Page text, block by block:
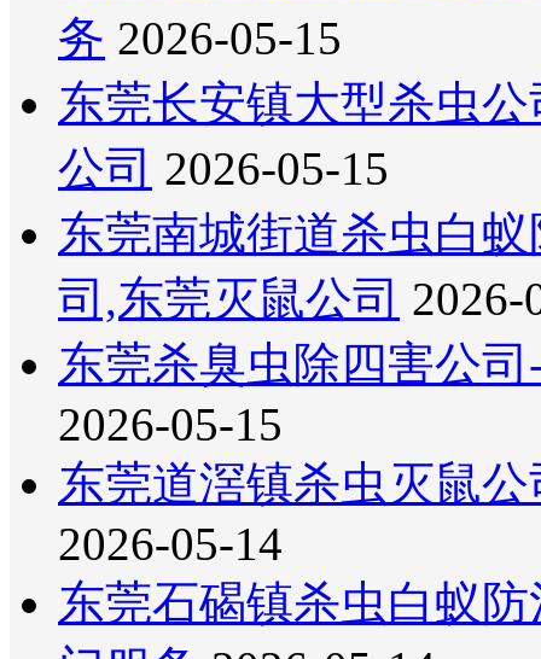
务 2026-05-15
东莞长安镇大型杀虫
公司 2026-05-15
东莞南城街道杀虫白
司,东莞灭鼠公司 2026-
东莞杀臭虫除四害公
2026-05-15
东莞道滘镇杀虫灭鼠
2026-05-14
东莞石碣镇杀虫白蚁